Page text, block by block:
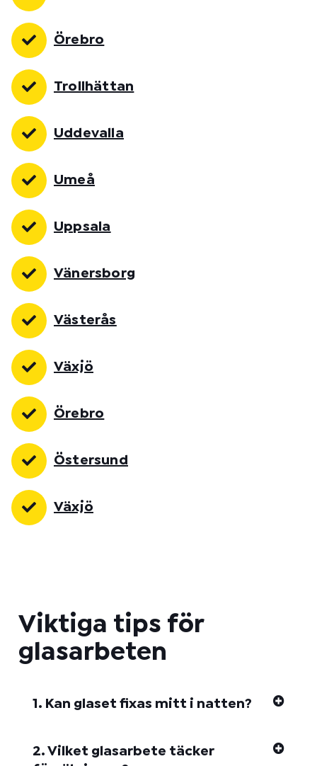
Örebro
Trollhättan
Uddevalla
Umeå
Uppsala
Vänersborg
Västerås
Växjö
Örebro
Östersund
Växjö
Viktiga tips för
glasarbeten
1. Kan glaset fixas mitt i natten?
2. Vilket glasarbete täcker